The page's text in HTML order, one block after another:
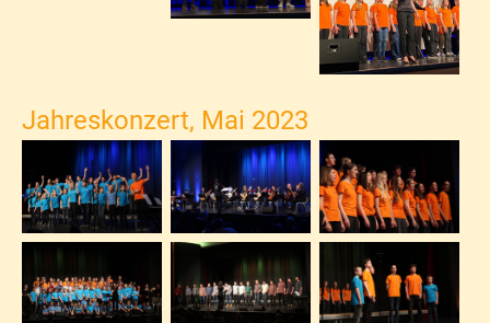
Jahreskonzert, Mai 2023